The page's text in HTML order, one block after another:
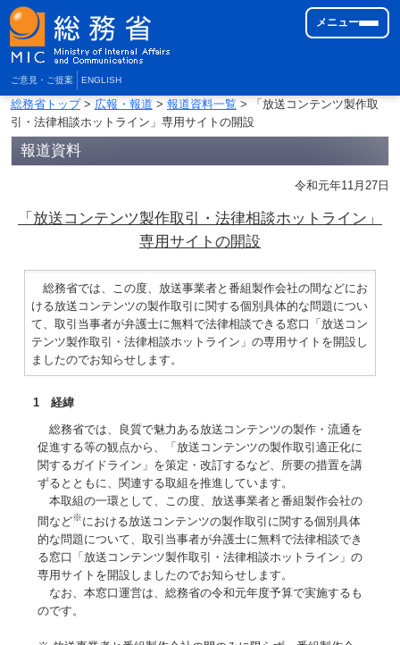
ご意見・ご提案 ENGLISH
メニュー
総務省トップ> 広報・報道 > 報道資料一覧> 「放送コンテンツ製作取
引・法律相談ホットライン」専用サイトの開設
報道資料
令和元年11月27日
「放送コンテンツ製作取引・法律相談ホットライン」
専用サイトの開設
総務省では、この度、放送事業者と番組製作会社の間などにお
ける放送コンテンツの製作取引に関する個別具体的な問題につい
て、取引当事者が弁護士に無料で法律相談できる窓口「放送コン
テンツ製作取引・法律相談ホットライン」の専用サイトを開設し
ましたのでお知らせします。
1 経緯
総務省では、良質で魅力ある放送コンテンツの製作・流通を
促進する等の観点から、「放送コンテンツの製作取引適正化に
関するガイドライン」を策定・改訂するなど、所要の措置を講
ずるとともに、関連する取組を推進しています。
本取組の一環として、この度、放送事業者と番組製作会社の
間など※における放送コンテンツの製作取引に関する個別具体
的な問題について、取引当事者が弁護士に無料で法律相談でき
る窓口「放送コンテンツ製作取引・法律相談ホットライン」の
専用サイトを開設しましたのでお知らせします。
なお、本窓口運営は、総務省の令和元年度予算で実施するも
のです。